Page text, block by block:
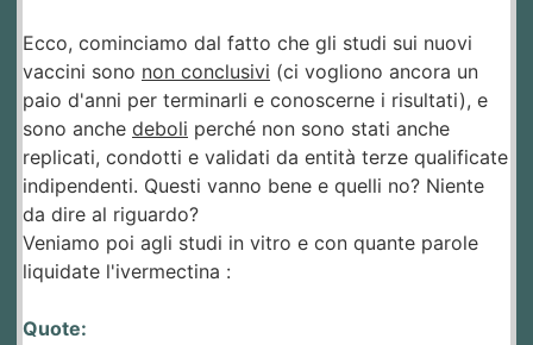
Ecco, cominciamo dal fatto che gli studi sui nuovi
vaccini sono non conclusivi (ci vogliono ancora un
paio d'anni per terminarli e conoscerne i risultati), e
sono anche deboli perché non sono stati anche
replicati, condotti e validati da entità terze qualificate
indipendenti. Questi vanno bene e quelli no? Niente
da dire al riguardo?
Veniamo poi agli studi in vitro e con quante parole
liquidate l'ivermectina :
Quote: